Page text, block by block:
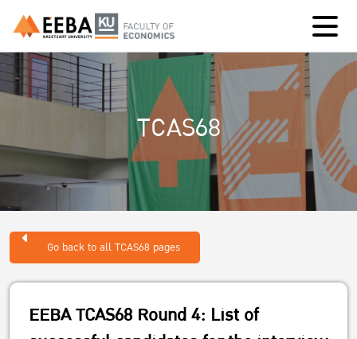
TCAS68
Go back to all TCAS68 pages
EEBA TCAS68 Round 4: List of